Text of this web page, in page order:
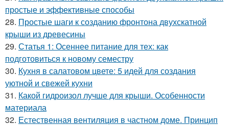
простые и эффективные способы
28. Простые шаги к созданию фронтона двухскатной
крыши из древесины
29. Статья 1: Осеннее питание для тех: как
подготовиться к новому семестру
30. Кухня в салатовом цвете: 5 идей для создания
уютной и свежей кухни
31. Какой гидроизол лучше для крыши. Особенности
материала
32. Естественная вентиляция в частном доме. Принцип